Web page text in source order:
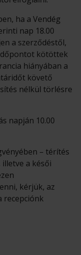
ha a Vendég
nap 18.00
a szerződéstől,
kötöttek
hiányában a
követő
nélkül törlésre
napján 10.00
– térítés
a késői
kérjük, az
recepciónk